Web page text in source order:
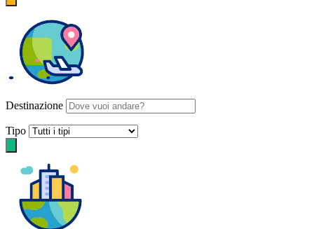
Destinazione
Tipo